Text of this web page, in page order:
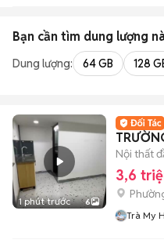
Bạn cần tìm dung lượng
Dung lượng: 64 GB 128
1 phút trước 6
Nội thất
3,6
Trà My